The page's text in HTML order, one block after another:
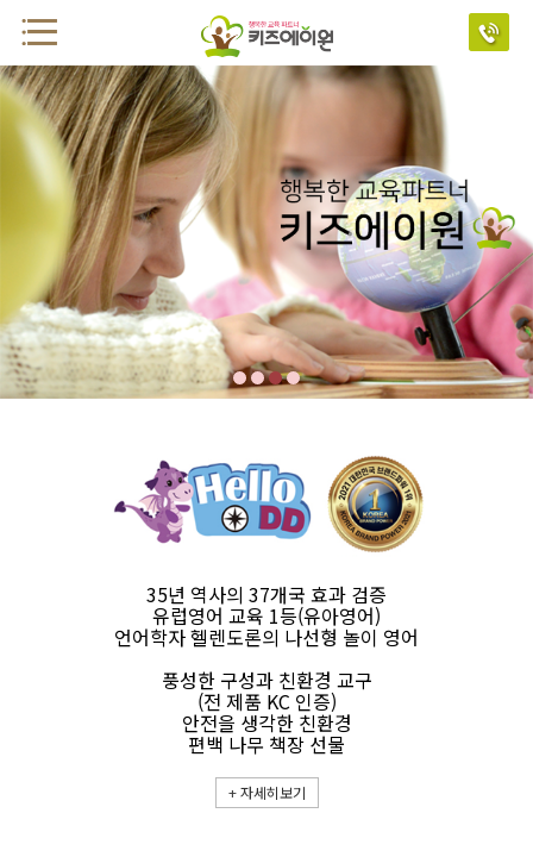
35년 역사의 37개국 효과 검증
유럽영어 교육 1등(유아영어)
언어학자 헬렌도론의 나선형 놀이 영어
풍성한 구성과 친환경 교구
(전 제품 KC 인증)
안전을 생각한 친환경
편백 나무 책장 선물
+자세히보기